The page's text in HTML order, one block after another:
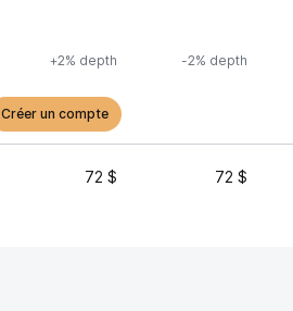
+2% depth -2% depth
Créer un compte
72 $ 72 $